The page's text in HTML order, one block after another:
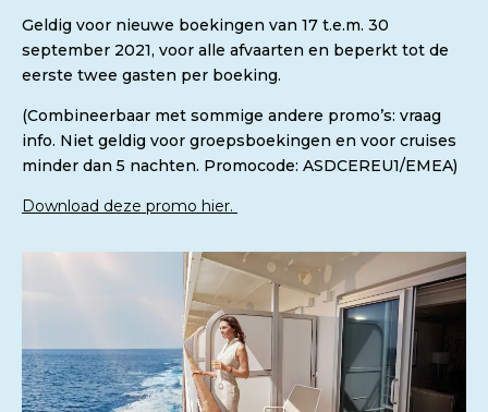
Geldig voor nieuwe boekingen van 17 t.e.m. 30
september 2021, voor alle afvaarten en beperkt tot de
eerste twee gasten per boeking.
(Combineerbaar met sommige andere promo’s: vraag
info. Niet geldig voor groepsboekingen en voor cruises
minder dan 5 nachten. Promocode: ASDCEREU1/EMEA)
Download deze promo hier.